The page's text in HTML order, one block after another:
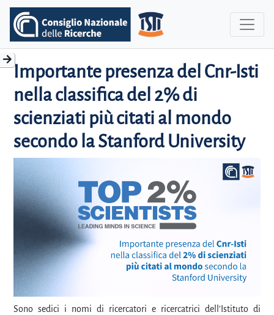
Importante presenza del Cnr-Isti
nella classifica del 2% di
scienziati più citati al mondo
secondo la Stanford University
Sono sedici i nomi di ricercatori e ricercatrici dell’Istituto di